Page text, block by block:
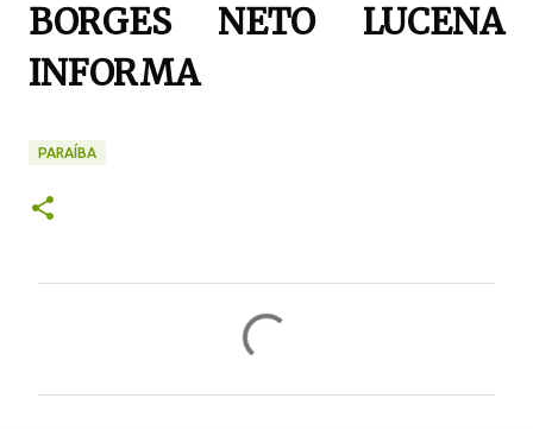
BORGES NETO LUCENA
INFORMA
PARAÍBA